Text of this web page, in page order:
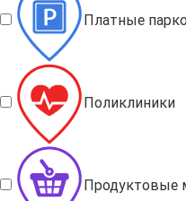
Платные
Поликлиники
Продуктовые